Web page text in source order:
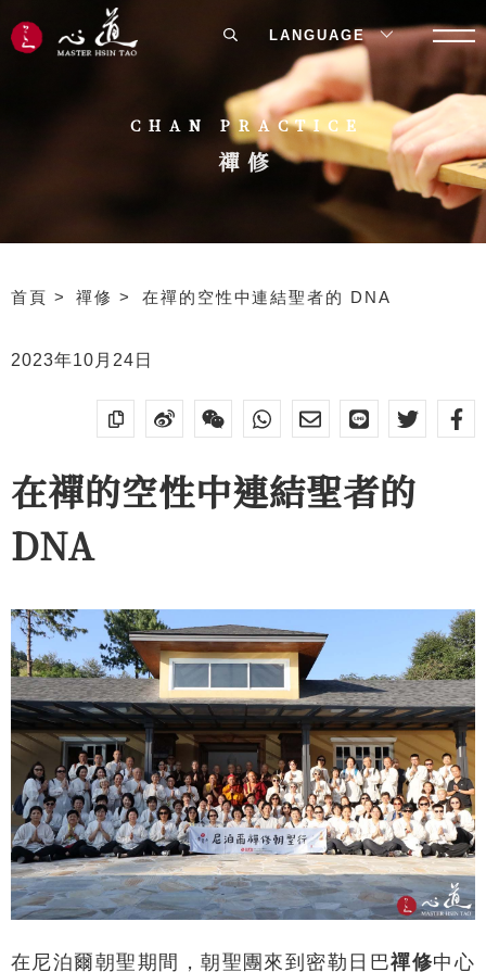
CHAN PRACTICE
禪修
首頁 禪修 在禪的空性中連結聖者的 DNA
2023年10月24日
在禪的空性中連結聖者的
DNA
在尼泊爾朝聖期間，朝聖團來到密勒日巴禪修中心
LANGUAGE